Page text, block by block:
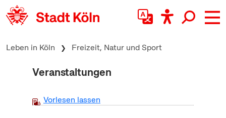
zum Inhalt springen
Leben in Köln Freizeit, Natur und Sport
Veranstaltungen
Vorlesen lassen